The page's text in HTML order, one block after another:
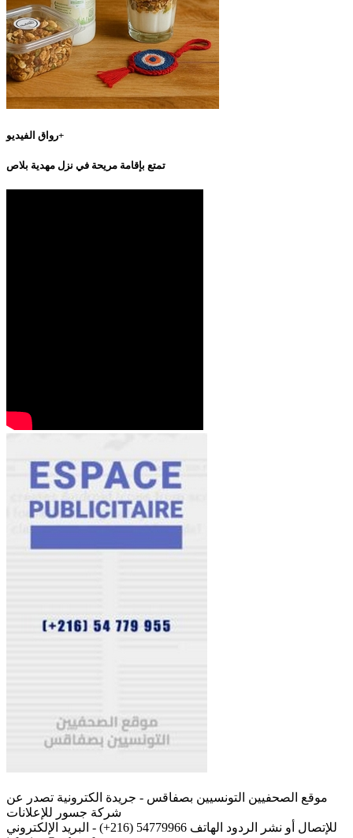
رواق الفيديو+
تمتع بإقامة مريحة في نزل مهدية بلاص
موقع الصحفيين التونسيين بصفاقس - جريدة الكترونية تصدر عن
شركة جسور للإعلانات
للإتصال أو نشر الردود الهاتف 54779966 (216+) - البريد الإلكتروني